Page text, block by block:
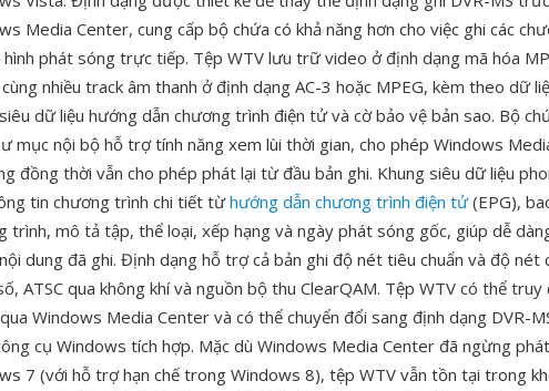
Media Center, cung cấp bộ chứa có khả năng hơn cho việc ghi các
phát sóng trực tiếp. Tệp WTV lưu trữ video ở định dạng mã hóa
nhiều track âm thanh ở định dạng AC-3 hoặc MPEG, kèm theo dữ
dữ liệu hướng dẫn chương trình điện tử và cờ bảo vệ bản sao. Bộ
mục nội bộ hỗ trợ tính năng xem lùi thời gian, cho phép Windows
đồng thời vẫn cho phép phát lại từ đầu bản ghi. Khung siêu dữ liệu
tin chương trình chi tiết từhướng dẫn chương trình điện tử(EPG),
trình, mô tả tập, thể loại, xếp hạng và ngày phát sóng gốc, giúp dễ
dung đã ghi. Định dạng hỗ trợ cả bản ghi độ nét tiêu chuẩn và độ nét
ATSC qua không khí và nguồn bộ thu ClearQAM. Tệp WTV có thể truy
Windows Media Center và có thể chuyển đổi sang định dạng DVR-
cụ Windows tích hợp. Mặc dù Windows Media Center đã ngừng
7 (với hỗ trợ hạn chế trong Windows 8), tệp WTV vẫn tồn tại trong